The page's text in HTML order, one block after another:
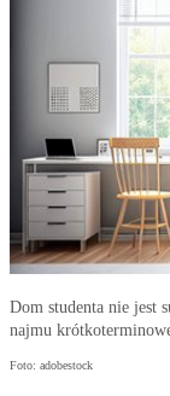
Dom studenta nie jest
najmu
Foto: adobestock